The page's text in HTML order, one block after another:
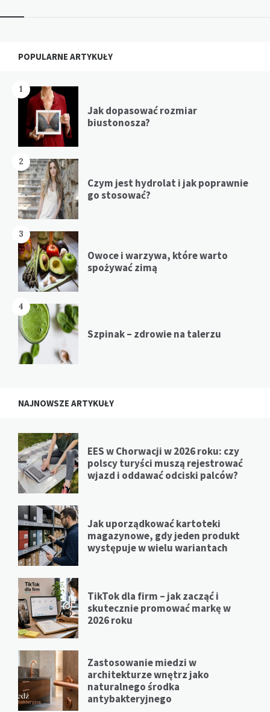
Widgets
POPULARNE ARTYKUŁY
1
Jak dopasować rozmiar
biustonosza?
2
Czym jest hydrolat i jak poprawnie
go stosować?
3
Owoce i warzywa, które warto
spożywać zimą
4
Szpinak – zdrowie na talerzu
NAJNOWSZE ARTYKUŁY
EES w Chorwacji w 2026 roku: czy
polscy turyści muszą rejestrować
wjazd i oddawać odciski palców?
Jak uporządkować kartoteki
magazynowe, gdy jeden produkt
występuje w wielu wariantach
TikTok dla firm – jak zacząć i
skutecznie promować markę w
2026 roku
Zastosowanie miedzi w
architekturze wnętrz jako
naturalnego środka
antybakteryjnego